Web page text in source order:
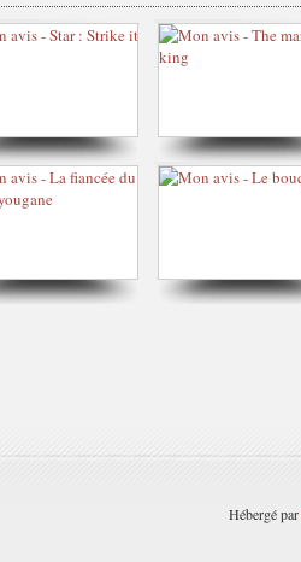
Hébergé par